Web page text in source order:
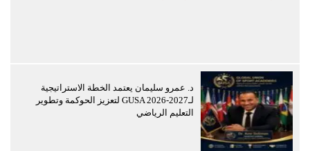
د. عمرو سليمان يعتمد الخطة الاستراتيجية
لـGUSA 2026-2027 لتعزيز الحوكمة وتطوير
التعليم الرياضي